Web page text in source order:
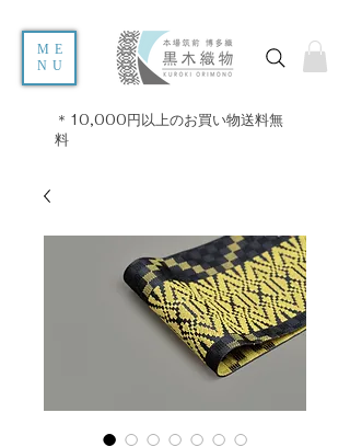
ME
NU
＊10,000円以上のお買い物送料無
料